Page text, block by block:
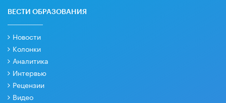
ВЕСТИ ОБРАЗОВАНИЯ
Новости
Колонки
Аналитика
Интервью
Рецензии
Видео